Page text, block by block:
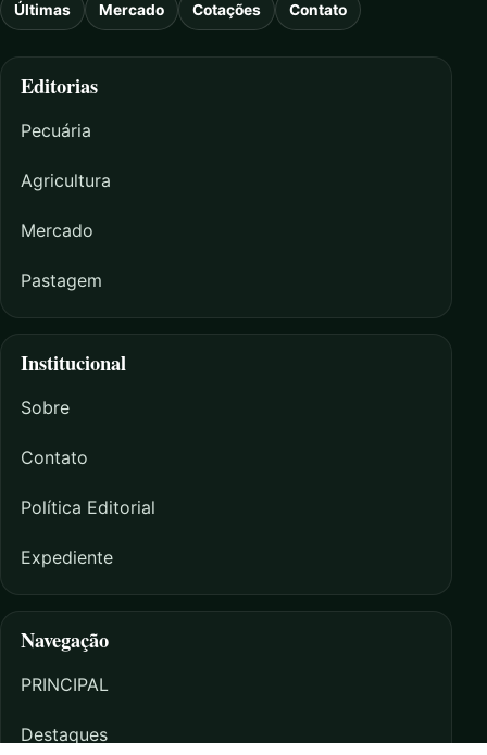
Últimas Mercado Cotações Contato
Editorias
Pecuária
Agricultura
Mercado
Pastagem
Institucional
Sobre
Contato
Política Editorial
Expediente
Navegação
PRINCIPAL
Destaques